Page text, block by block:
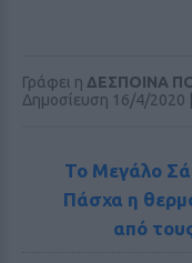
Γράφει η ΔΕΣΠΟΙΝΑ
Δημοσίευση 16/4/2020
Το Μεγάλο
Πάσχα η
από